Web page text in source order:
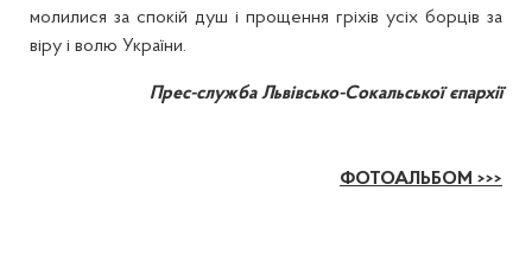
молилися за спокій душ і прощення гріхів усіх борців за
віру і волю України.
Прес-служба Львівсько-Сокальської єпархії
ФОТОАЛЬБОМ >>>